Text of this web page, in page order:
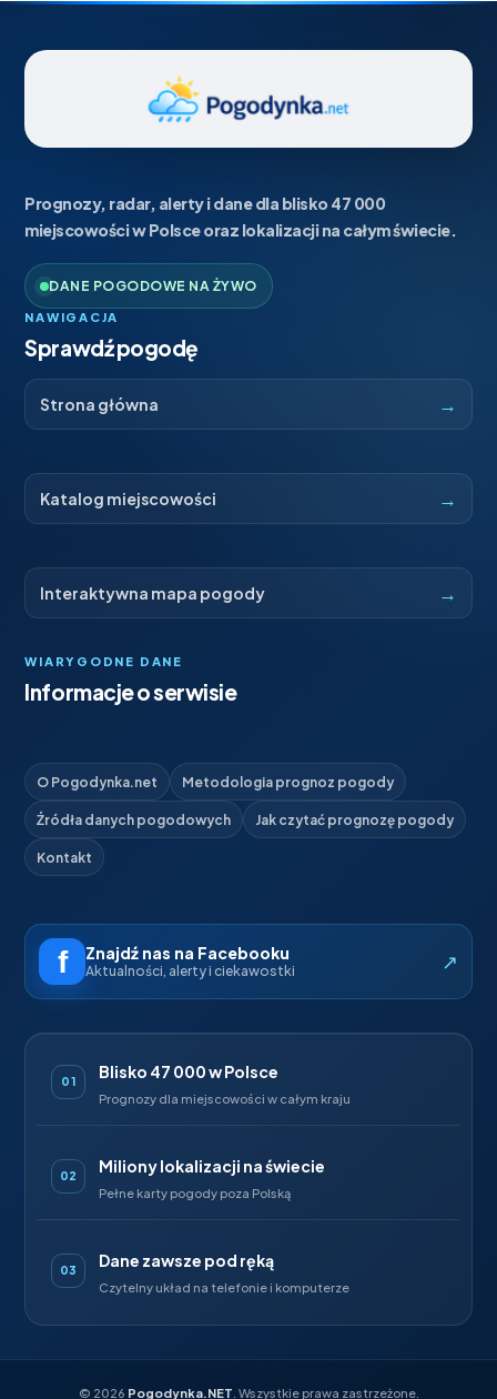
Prognozy, radar, alerty i dane dla blisko 47 000
miejscowości w Polsce oraz lokalizacji na całym świecie.
DANE POGODOWE NA ŻYWO
NAWIGACJA
Sprawdź pogodę
Strona główna →
Katalog miejscowości →
Interaktywna mapa pogody →
WIARYGODNE DANE
Informacje o serwisie
O Pogodynka.net Metodologia prognoz pogody
Źródła danych pogodowych Jak czytać prognozę pogody
Kontakt
Znajdź nas na Facebooku
Aktualności, alerty i ciekawostki ↗
01 Blisko 47 000 w Polsce
Prognozy dla miejscowości w całym kraju
02 Miliony lokalizacji na świecie
Pełne karty pogody poza Polską
03 Dane zawsze pod ręką
Czytelny układ na telefonie i komputerze
© 2026 Pogodynka.NET . Wszystkie prawa zastrzeżone.